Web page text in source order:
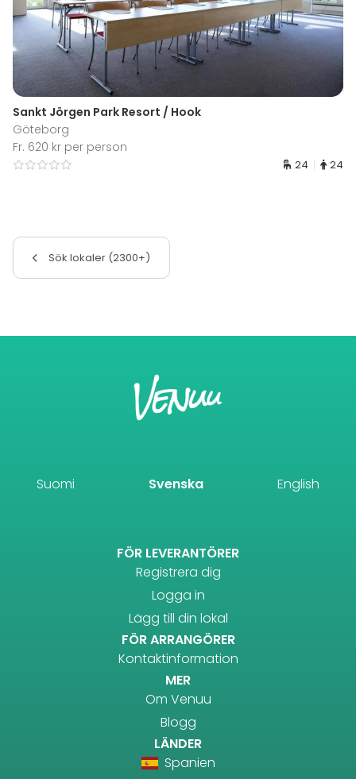
Sankt Jörgen Park Resort / Hook
Göteborg
Fr. 620 kr per person
24 24
Sök lokaler (2300+)
Suomi Svenska English
FÖR LEVERANTÖRER
Registrera dig
Logga in
Lägg till din lokal
FÖR ARRANGÖRER
Kontaktinformation
MER
Om Venuu
Blogg
LÄNDER
Spanien